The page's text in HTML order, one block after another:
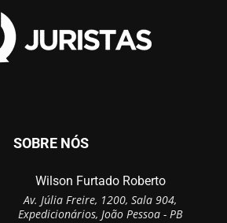
SOBRE NÓS
Wilson Furtado Roberto
Av. Júlia Freire, 1200, Sala 904,
Expedicionários, João Pessoa - PB